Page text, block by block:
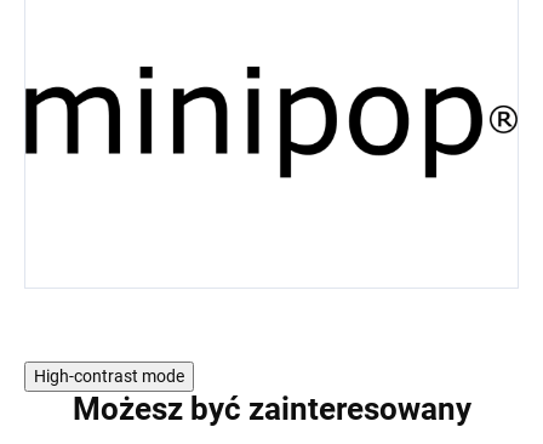
High-contrast mode
Możesz być zainteresowany